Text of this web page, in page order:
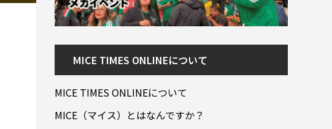
MICE TIMES ONLINEについて
MICE TIMES ONLINEについて
MICE（マイス）とはなんですか？